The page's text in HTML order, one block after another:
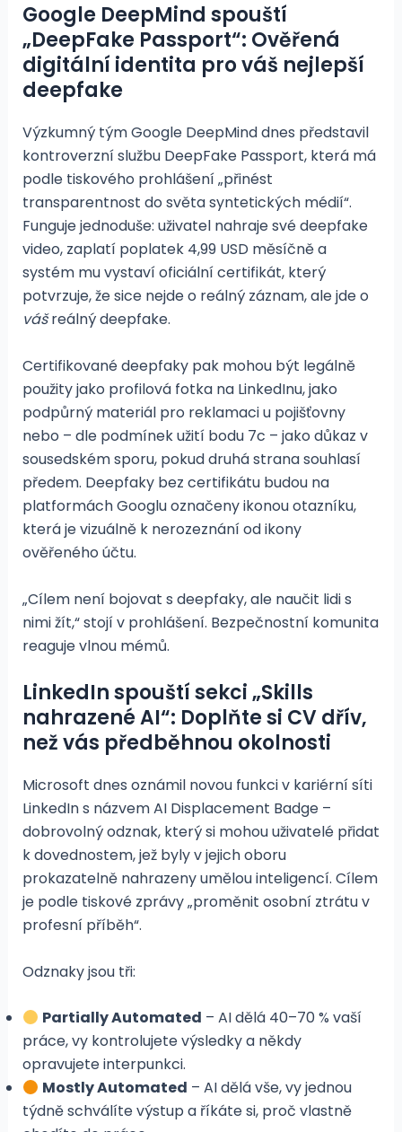
Google DeepMind spouští
„DeepFake Passport“: Ověřená
digitální identita pro váš nejlepší
deepfake
Výzkumný tým Google DeepMind dnes představil
kontroverzní službu DeepFake Passport, která má
podle tiskového prohlášení „přinést
transparentnost do světa syntetických médií“.
Funguje jednoduše: uživatel nahraje své deepfake
video, zaplatí poplatek 4,99 USD měsíčně a
systém mu vystaví oficiální certifikát, který
potvrzuje, že sice nejde o reálný záznam, ale jde o
vášreálný deepfake.
Certifikované deepfaky pak mohou být legálně
použity jako profilová fotka na LinkedInu, jako
podpůrný materiál pro reklamaci u pojišťovny
nebo – dle podmínek užití bodu 7c – jako důkaz v
sousedském sporu, pokud druhá strana souhlasí
předem. Deepfaky bez certifikátu budou na
platformách Googlu označeny ikonou otazníku,
která je vizuálně k nerozeznání od ikony
ověřeného účtu.
„Cílem není bojovat s deepfaky, ale naučit lidi s
nimi žít,“ stojí v prohlášení. Bezpečnostní komunita
reaguje vlnou mémů.
LinkedIn spouští sekci „Skills
nahrazené AI“: Doplňte si CV dřív,
než vás předběhnou okolnosti
Microsoft dnes oznámil novou funkci v kariérní síti
LinkedIn s názvem AI Displacement Badge –
dobrovolný odznak, který si mohou uživatelé přidat
k dovednostem, jež byly v jejich oboru
prokazatelně nahrazeny umělou inteligencí. Cílem
je podle tiskové zprávy „proměnit osobní ztrátu v
profesní příběh“.
Odznaky jsou tři:
Partially Automated – AI dělá 40–70 % vaší
práce, vy kontrolujete výsledky a někdy
opravujete interpunkci.
Mostly Automated – AI dělá vše, vy jednou
týdně schválíte výstup a říkáte si, proč vlastně